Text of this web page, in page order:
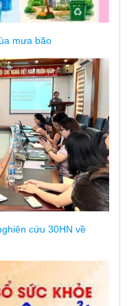
mưa bão
cứu 30HN về